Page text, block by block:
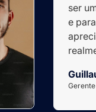
ser
e